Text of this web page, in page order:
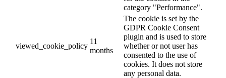
category "Performance".
viewed_cookie_policy
11
months
The cookie is set by the
GDPR Cookie Consent
plugin and is used to store
whether or not user has
consented to the use of
cookies. It does not store
any personal data.